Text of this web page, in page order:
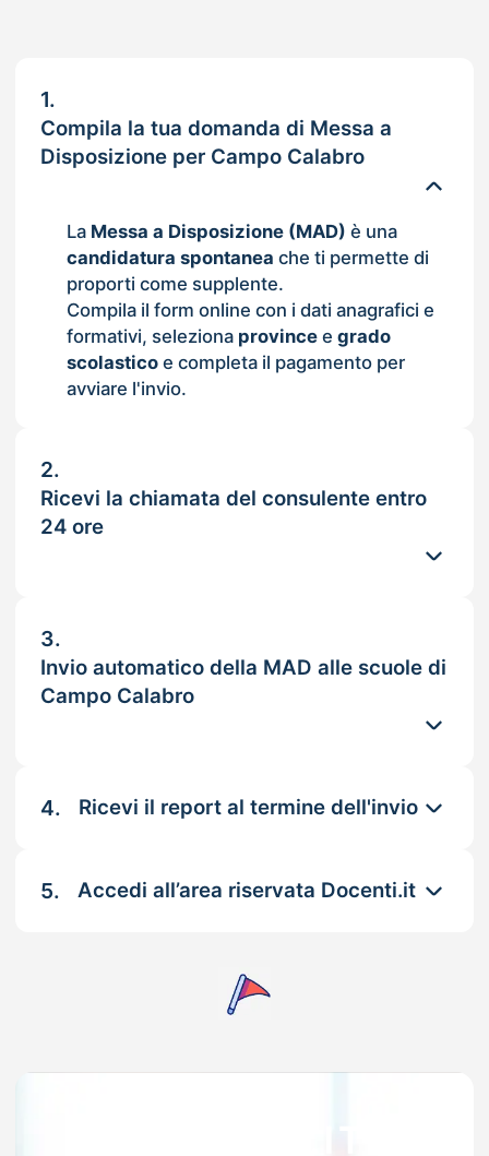
1.
Compila la tua domanda di Messa a
Disposizione per Campo Calabro
La Messa a Disposizione (MAD) è una
candidatura spontanea che ti permette di
proporti come supplente.
Compila il form online con i dati anagrafici e
formativi, seleziona provincee grado
scolasticoe completa il pagamento per
avviare l'invio.
2.
Ricevi la chiamata del consulente entro
24 ore
3.
Invio automatico della MAD alle scuole di
Campo Calabro
4. Ricevi il report al termine dell'invio
5. Accedi all’area riservata Docenti.it